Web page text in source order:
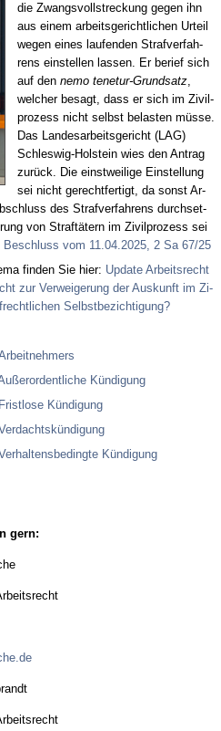
die Zwangs­voll­stre­ckung ge­gen ihn
aus ei­nem ar­beits­ge­richt­li­chen Ur­teil
we­gen ei­nes lau­fen­den Straf­ver­fah­
rens ein­stel­len las­sen. Er be­rief sich
auf den ne­mo ten­etur-Grund­satz,
wel­cher be­sagt, dass er sich im Zi­vil­
pro­zess nicht selbst be­las­ten müs­se.
Das Lan­des­ar­beits­ge­richt (LAG)
Schles­wig-Hol­stein wies den An­trag
zu­rück. Die einst­wei­li­ge Ein­stel­lung
sei nicht ge­recht­fer­tigt, da sonst Ar­
des Straf­ver­fah­rens durch­set­
von Straf­tä­tern im Zi­vil­pro­zess sei
vom 11.04.2025, 2 Sa 67/25
fin­den Sie hier: Up­date Ar­beits­recht
zur Ver­wei­ge­rung der Aus­kunft im Zi­
Selbst­be­zich­ti­gung?
Kün­di­gung
Kün­di­gung
Kün­di­gung
gern: